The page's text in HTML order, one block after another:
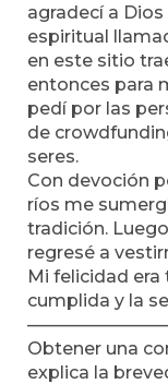
agradecí a
espiritual
en este sitio
entonces para
pedí por las
de
seres.
Con devoción
ríos me
tradición.
regresé a
Mi felicidad
cumplida y la
Obtener una
explica la